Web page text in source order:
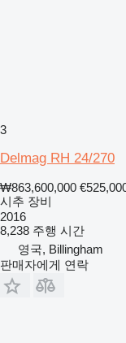
3
Delmag RH 24/270
₩863,600,000
시추 장비
2016
8,238 주행 시간
영국, Billingham
판매자에게 연락